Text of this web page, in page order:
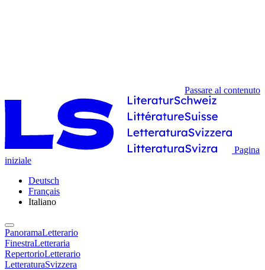
Passare al contenuto
Pagina
iniziale
Deutsch
Français
Italiano
PanoramaLetterario
FinestraLetteraria
RepertorioLetterario
LetteraturaSvizzera